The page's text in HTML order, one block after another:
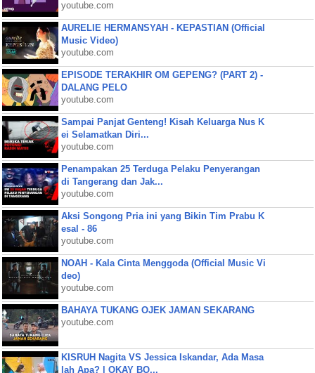
youtube.com
AURELIE HERMANSYAH - KEPASTIAN (Official
Music Video)
youtube.com
EPISODE TERAKHIR OM GEPENG? (PART 2) -
DALANG PELO
youtube.com
Sampai Panjat Genteng! Kisah Keluarga Nus K
ei Selamatkan Diri...
youtube.com
Penampakan 25 Terduga Pelaku Penyerangan
di Tangerang dan Jak...
youtube.com
Aksi Songong Pria ini yang Bikin Tim Prabu K
esal - 86
youtube.com
NOAH - Kala Cinta Menggoda (Official Music Vi
deo)
youtube.com
BAHAYA TUKANG OJEK JAMAN SEKARANG
youtube.com
KISRUH Nagita VS Jessica Iskandar, Ada Masa
lah Apa? | OKAY BO...